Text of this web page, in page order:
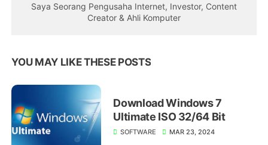
Saya Seorang Pengusaha Internet, Investor, Content
Creator & Ahli Komputer
YOU MAY LIKE THESE POSTS
Download Windows 7
Ultimate ISO 32/64 Bit
SOFTWARE MAR 23, 2024